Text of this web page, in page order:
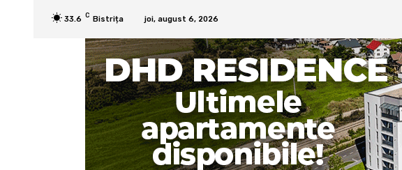
33.6 C Bistrița joi, august 6, 2026